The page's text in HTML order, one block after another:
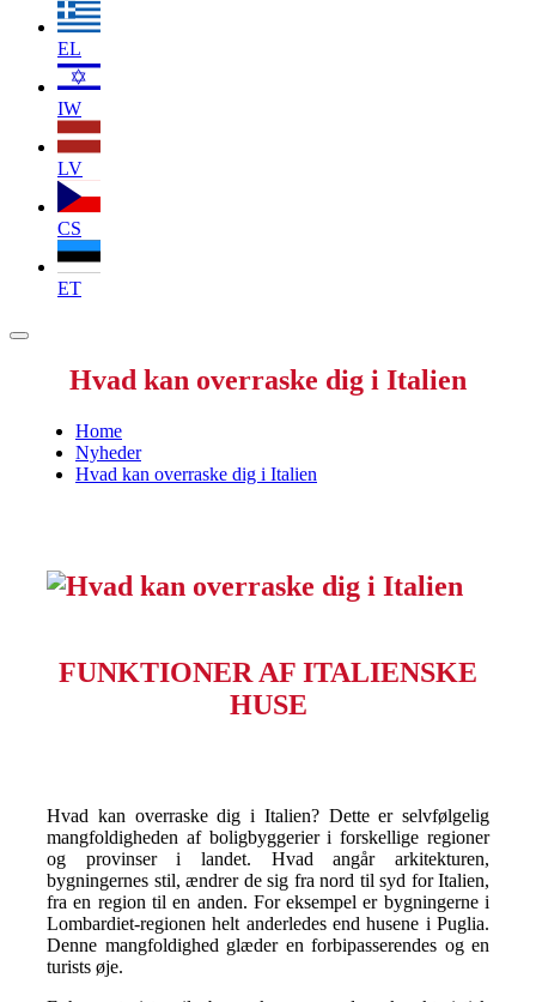
EL
IW
LV
CS
ET
Hvad kan overraske dig i Italien
Home
Nyheder
Hvad kan overraske dig i Italien
FUNKTIONER AF ITALIENSKE
HUSE
Hvad kan overraske dig i Italien? Dette er selvfølgelig
mangfoldigheden af boligbyggerier i forskellige regioner
og provinser i landet. Hvad angår arkitekturen,
bygningernes stil, ændrer de sig fra nord til syd for Italien,
fra en region til en anden. For eksempel er bygningerne i
Lombardiet-regionen helt anderledes end husene i Puglia.
Denne mangfoldighed glæder en forbipasserendes og en
turists øje.